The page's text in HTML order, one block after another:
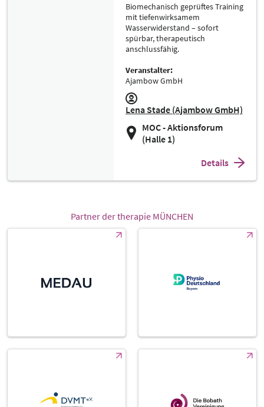
Biomechanisch geprüftes Training
mit tiefenwirksamem
Wasserwiderstand – sofort
spürbar, therapeutisch
anschlussfähig.
Veranstalter:
Ajambow GmbH
Lena Stade (Ajambow GmbH)
MOC - Aktionsforum
(Halle 1)
Details
Partner der therapie MÜNCHEN